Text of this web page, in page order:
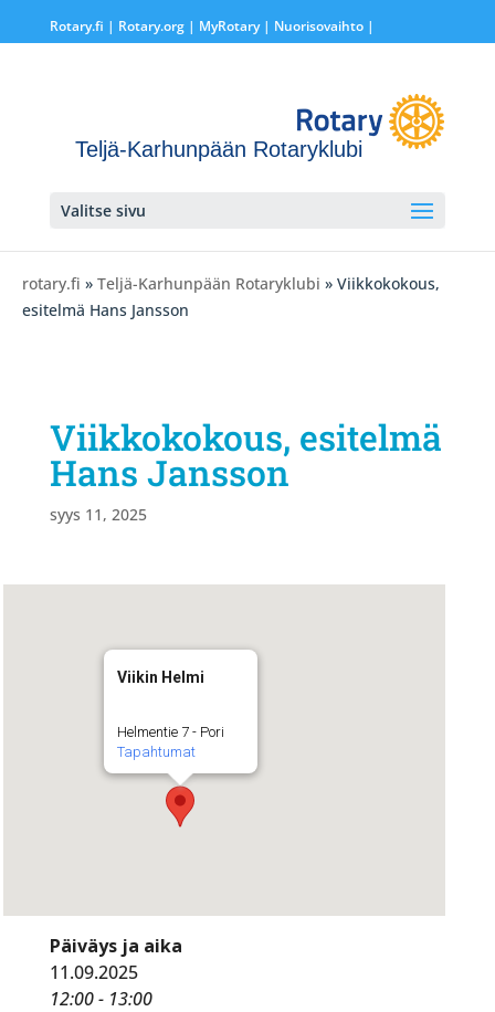
Rotary.fi | Rotary.org| MyRotary | Nuorisovaihto|
Teljä-Karhunpään Rotaryklubi
Valitse sivu
rotary.fi » Teljä-Karhunpään Rotaryklubi » Viikkokokous,
esitelmä Hans Jansson
Viikkokokous, esitelmä
Hans Jansson
syys 11, 2025
Viikin Helmi
Helmentie 7 - Pori
Tapahtumat
Päiväys ja aika
11.09.2025
12:00 - 13:00